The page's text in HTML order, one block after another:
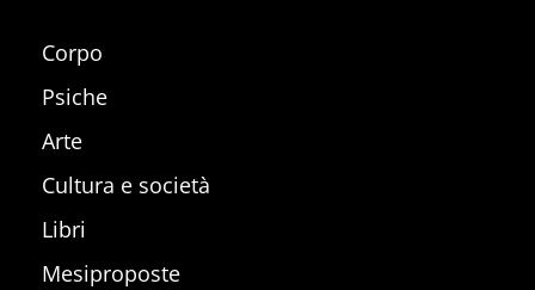
Corpo
Psiche
Arte
Cultura e società
Libri
Mesiproposte